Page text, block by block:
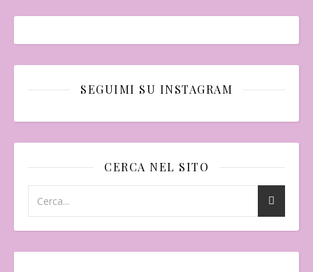
SEGUIMI SU INSTAGRAM
CERCA NEL SITO